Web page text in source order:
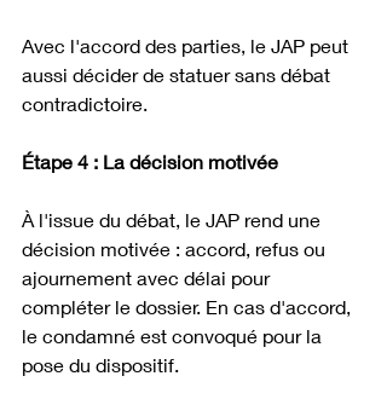
Avec l'accord des parties, le JAP peut
aussi décider de statuer sans débat
contradictoire.
Étape 4 : La décision motivée
À l'issue du débat, le JAP rend une
décision motivée : accord, refus ou
ajournement avec délai pour
compléter le dossier. En cas d'accord,
le condamné est convoqué pour la
pose du dispositif.